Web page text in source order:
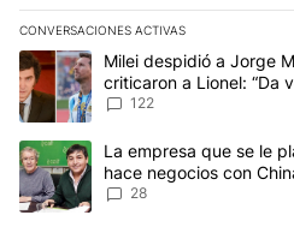
CONVERSACIONES ACTIVAS
Este listado muestra los artículos
Un artículo de tendencia con el
Milei despidió a Jorge
criticaron a Lionel: “Da
anti-Messi”
122
Un artículo de tendencia con el
La empresa que se le
hace negocios con
28